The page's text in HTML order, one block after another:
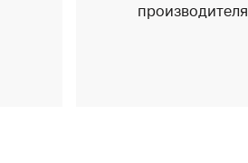
производителя